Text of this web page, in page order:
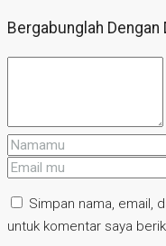
Bergabunglah Dengan
Simpan nama, email,
untuk komentar saya